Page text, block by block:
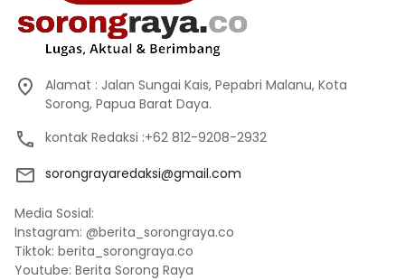
Alamat : Jalan Sungai Kais, Pepabri Malanu, Kota
Sorong, Papua Barat Daya.
kontak Redaksi :+62 812-9208-2932
sorongrayaredaksi@gmail.com
Media Sosial:
Instagram: @berita_sorongraya.co
Tiktok: berita_sorongraya.co
Youtube: Berita Sorong Raya